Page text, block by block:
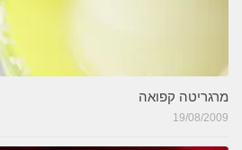
מרגריטה קפואה
19/08/2009